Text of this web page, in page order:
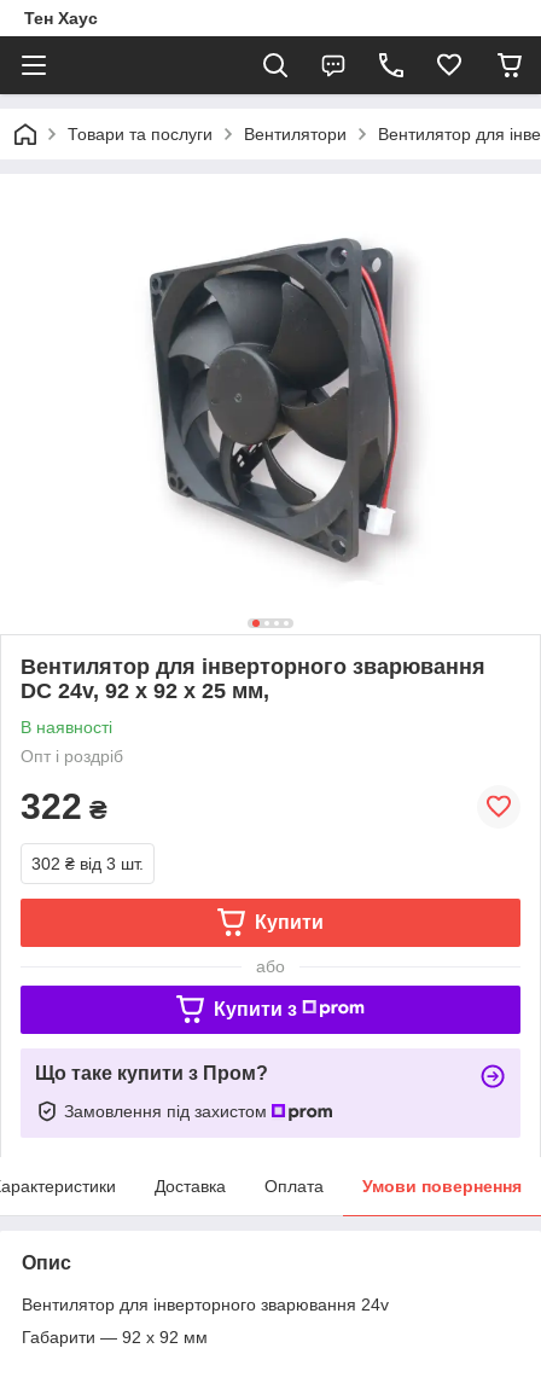
Тен Хаус
Товари та послуги Вентилятори Вентилятор для
Вентилятор для інверторного зварювання
DC 24v, 92 х 92 х 25 мм,
В наявності
Опт і роздріб
322 ₴
302 ₴ від 3 шт.
Купити
або
Купити з
Що таке купити з Пром?
Замовлення під захистом
Доставка Оплата Умови повернення
Опис
Вентилятор для інверторного зварювання 24v
Габарити — 92 х 92 мм